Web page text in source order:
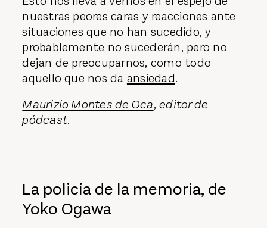
nuestras peores caras y reacciones ante
situaciones que no han sucedido, y
probablemente no sucederán, pero no
dejan de preocuparnos, como todo
aquello que nos da ansiedad.
Maurizio Montes de Oca, editor de
pódcast.
La policía de la memoria, de
Yoko Ogawa